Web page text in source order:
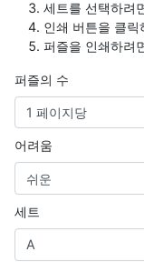
세트를 선택하려
인쇄 버튼을 클
퍼즐을 인쇄하려
퍼즐의 수
어려움
세트